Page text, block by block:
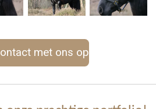
met ons op